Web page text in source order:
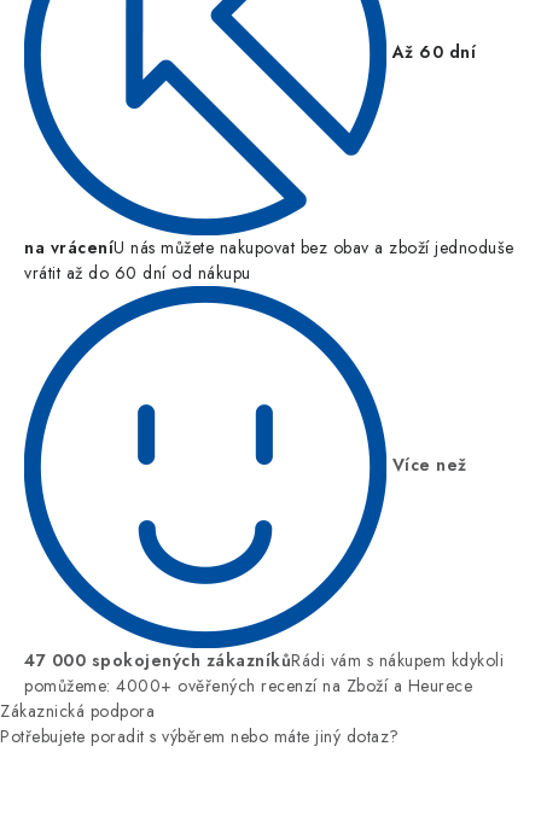
Až 60 dní
na vráceníU nás můžete nakupovat bez obav a zboží jednoduše
vrátit až do 60 dní od nákupu
Více než
47 000 spokojených zákazníkůRádi vám s nákupem kdykoli
pomůžeme: 4000+ ověřených recenzí na Zboží a Heurece
Zákaznická podpora
Potřebujete poradit s výběrem nebo máte jiný dotaz?